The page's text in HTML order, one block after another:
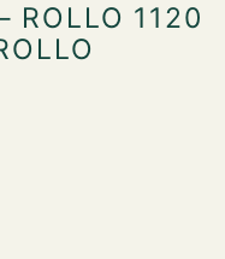
ROLLO 1120